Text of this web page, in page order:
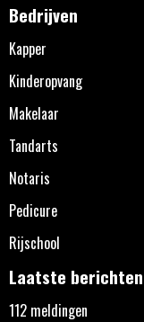
Bedrijven
Kapper
Kinderopvang
Makelaar
Tandarts
Notaris
Pedicure
Rijschool
Laatste berichten
112 meldingen